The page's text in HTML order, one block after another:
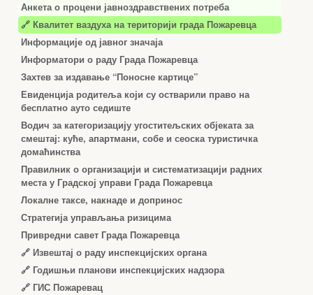
Анкета о процени јавноздравствених потреба
🔗 Квалитет ваздуха на територији града Пожаревца
Информације од јавног значаја
Информатори о раду Града Пожаревца
Захтев за издавање “Поносне картице”
Евиденција родитеља који су остварили право на
бесплатно ауто седиште
Водич за категоризацију угоститељских објеката за
смештај: куће, апартмани, собе и сеоска туристичка
домаћинства
Правилник о организацији и систематизацији радних
места у Градској управи Града Пожаревца
Локалне таксе, накнаде и допринос
Стратегија управљања ризицима
Привредни савет Града Пожаревца
🔗 Извештај о раду инспекцијских органа
🔗 Годишњи планови инспекцијских надзора
🔗 ГИС Пожаревац